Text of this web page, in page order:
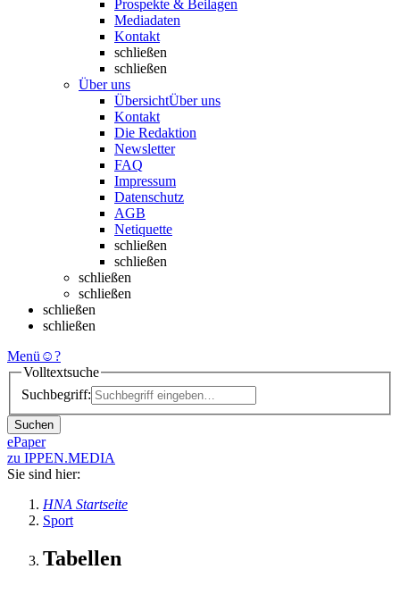
Prospekte & Beilagen
Mediadaten
Kontakt
schließen
schließen
Über uns
ÜbersichtÜber uns
Kontakt
Die Redaktion
Newsletter
FAQ
Impressum
Datenschutz
AGB
Netiquette
schließen
schließen
schließen
schließen
schließen
schließen
Menü ☺?
Volltextsuche
Suchbegriff:
Suchen
ePaper
zu IPPEN.MEDIA
Sie sind hier:
HNA Startseite
Sport
Tabellen